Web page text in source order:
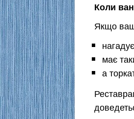
Коли
Якщо
має
а